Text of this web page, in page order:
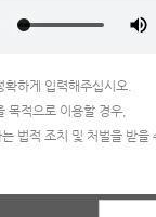
하게 입력해주십시오.
목적으로 이용할 경우,
법적 조치 및 처벌을 받을